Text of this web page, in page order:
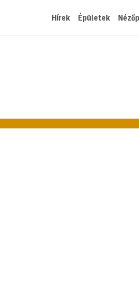
Hírek Épületek